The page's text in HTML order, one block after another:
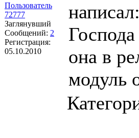
Пользователь
72777
Заглянувший
Сообщений: 2
Регистрация:
05.10.2010
написал:
она в
модуль